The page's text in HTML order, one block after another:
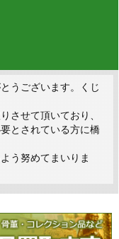
うございます。くじ
させて頂いており、
とされている方に橋
う努めてまいりま